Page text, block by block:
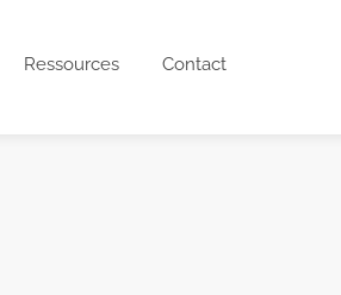
Ressources Contact